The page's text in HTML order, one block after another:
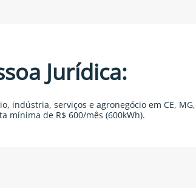
Jurídica:
indústria, serviços e agronegócio em CE, MG,
mínima de R$ 600/mês (600kWh).